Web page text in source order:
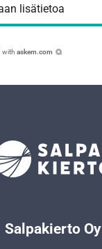
lisätietoa
with askem.com
Salpakierto Oy